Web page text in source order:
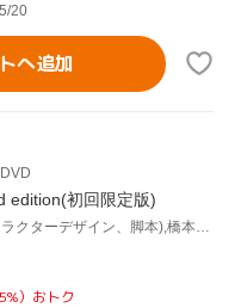
20
へ追加
DVD
edition(初回限定版)
大友克洋(監督、キャラクターデザイン、脚本),橋本以蔵,芸能山城組,岩田光央(金田),佐々木望(鉄雄),小山茉美(ケイ),石田太郎(大佐),玄田哲章(竜)
）おトク